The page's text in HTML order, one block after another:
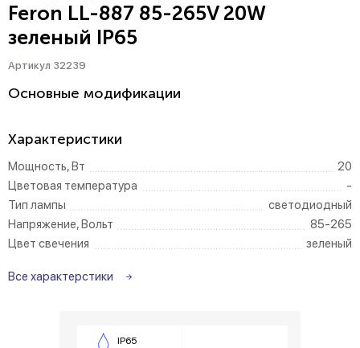
Feron LL-887 85-265V 20W
зеленый IP65
Артикул 32239
Основные модификации
Характеристики
Мощность, Вт
20
Цветовая температура
-
Тип лампы
светодиодный
Напряжение, Вольт
85-265
Цвет свечения
зеленый
Все характерстики
IP65